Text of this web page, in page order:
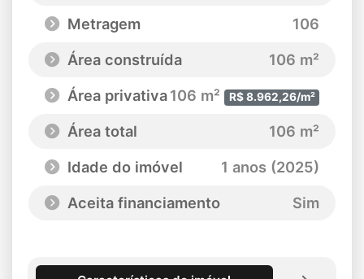
Metragem
106
Área construída
106 m²
Área privativa106 m² R$ 8.962,26/m²
Área total
106 m²
Idade do imóvel
1 anos (2025)
Aceita financiamento
Sim